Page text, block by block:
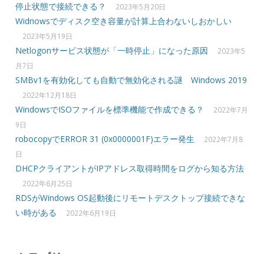
停止状態で接続できる？
2023年5月20日
Widnowsでディスク空き容量が計算上合わないしおかしい
2023年5月19日
Netlogonサービス状態が「一時停止」になった原因
2023年5
月7日
SMBv1を有効化しても自動で無効化される謎 Windows 2019
2022年12月18日
WindowsでISOファイルを標準機能で作成できる？
2022年7月
9日
robocopyでERROR 31 (0x0000001F)エラー発生
2022年7月8
日
DHCPクライアントがIPアドレス取得時間をログから知る方法
2022年6月25日
RDSがWindows OS起動後にリモートデスクトップ接続できな
い時がある
2022年6月19日